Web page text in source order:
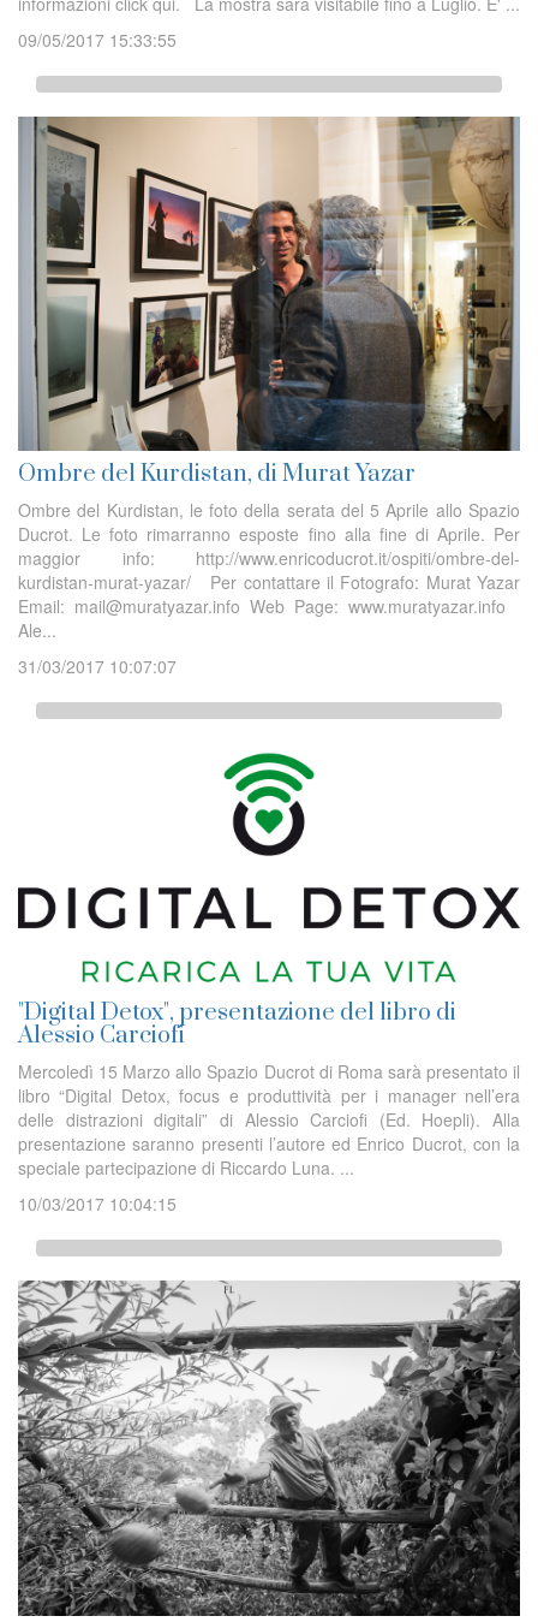
09/05/2017 15:33:55
Ombre del Kurdistan, di Murat Yazar
Ombre del Kurdistan, le foto della serata del 5 Aprile allo Spazio
Ducrot. Le foto rimarranno esposte fino alla fine di Aprile. Per
maggior info: http://www.enricoducrot.it/ospiti/ombre-del-
kurdistan-murat-yazar/ Per contattare il Fotografo: Murat Yazar
Email: mail@muratyazar.info Web Page: www.muratyazar.info
Ale...
31/03/2017 10:07:07
"Digital Detox", presentazione del libro di
Alessio Carciofi
Mercoledì 15 Marzo allo Spazio Ducrot di Roma sarà presentato il
libro “Digital Detox, focus e produttività per i manager nell’era
delle distrazioni digitali” di Alessio Carciofi (Ed. Hoepli). Alla
presentazione saranno presenti l’autore ed Enrico Ducrot, con la
speciale partecipazione di Riccardo Luna. ...
10/03/2017 10:04:15